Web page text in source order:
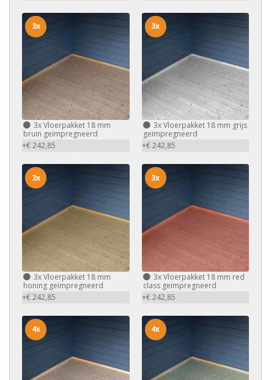
3xVloerpakket 18 mm
bruin geïmpregneerd
+€ 242,85
3x
3xVloerpakket 18 mm grijs
geïmpregneerd
+€ 242,85
3x
3xVloerpakket 18 mm
honing geïmpregneerd
+€ 242,85
3x
3xVloerpakket 18 mm red
class geïmpregneerd
+€ 242,85
3x
4x 4x